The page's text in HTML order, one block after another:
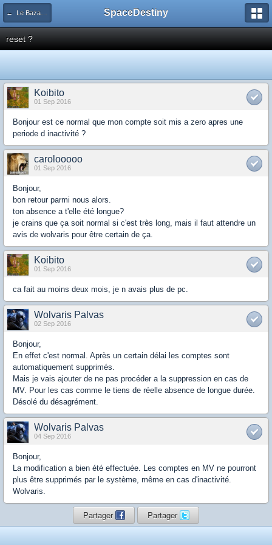
← Le Bazar des Comptes SpaceDestiny
reset ?
Koibito
01 Sep 2016
Bonjour est ce normal que mon compte soit mis a zero apres une
periode d inactivité ?
carolooooo
01 Sep 2016
Bonjour,
bon retour parmi nous alors.
ton absence a t'elle été longue?
je crains que ça soit normal si c'est très long, mais il faut attendre un
avis de wolvaris pour être certain de ça.
Koibito
01 Sep 2016
ca fait au moins deux mois, je n avais plus de pc.
Wolvaris Palvas
02 Sep 2016
Bonjour,
En effet c'est normal. Après un certain délai les comptes sont
automatiquement supprimés.
Mais je vais ajouter de ne pas procéder a la suppression en cas de
MV. Pour les cas comme le tiens de réelle absence de longue durée.
Désolé du désagrément.
Wolvaris Palvas
04 Sep 2016
Bonjour,
La modification a bien été effectuée. Les comptes en MV ne pourront
plus être supprimés par le système, même en cas d'inactivité.
Wolvaris.
Partager Partager